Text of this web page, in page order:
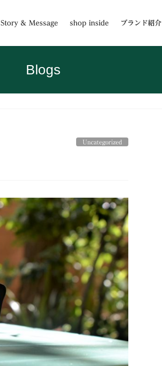
Story & Message shop inside ブランド紹介
Blogs
Uncategorized